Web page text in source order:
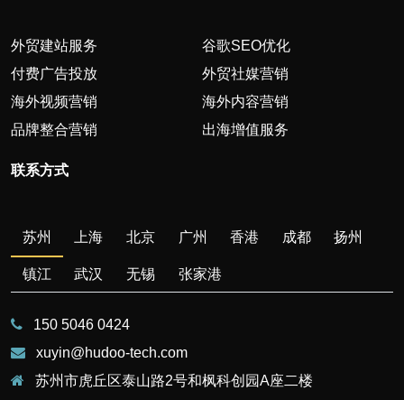
外贸建站服务
谷歌SEO优化
付费广告投放
外贸社媒营销
海外视频营销
海外内容营销
品牌整合营销
出海增值服务
联系方式
苏州 上海 北京 广州 香港 成都 扬州
镇江 武汉 无锡 张家港
150 5046 0424
xuyin@hudoo-tech.com
苏州市虎丘区泰山路2号和枫科创园A座二楼